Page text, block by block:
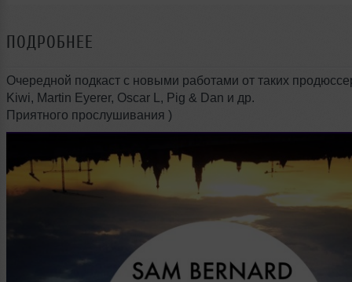
ПОДРОБНЕЕ
Очередной подкаст с новыми работами от таких
Kiwi, Martin Eyerer, Oscar L, Pig & Dan и др.
Приятного прослушивания )